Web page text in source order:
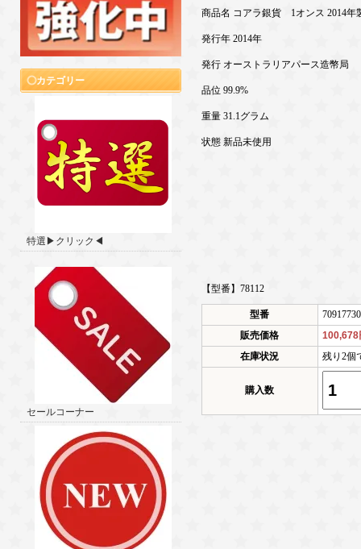
カテゴリー
特選▶クリック◀
セールコーナー
商品名 コアラ銀貨 1オンス 2014年
発行年 2014年
発行 オーストラリアパース造幣局
品位 99.9%
重量 31.1グラム
状態 新品未使用
【型番】78112
型番
70917730
販売価格
100,678
在庫状況
残り2個
購入数